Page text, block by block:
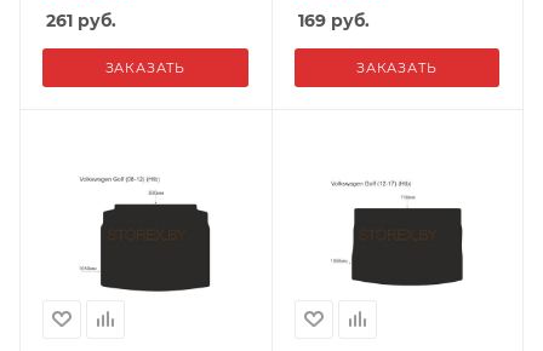
261 руб.
ЗАКАЗАТЬ
169руб.
ЗАКАЗАТЬ